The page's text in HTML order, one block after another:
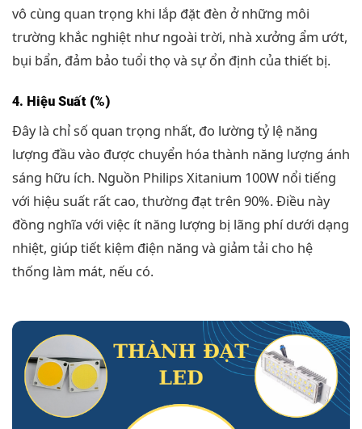
vô cùng quan trọng khi lắp đặt đèn ở những môi
trường khắc nghiệt như ngoài trời, nhà xưởng ẩm ướt,
bụi bẩn, đảm bảo tuổi thọ và sự ổn định của thiết bị.
4. Hiệu Suất (%)
Đây là chỉ số quan trọng nhất, đo lường tỷ lệ năng
lượng đầu vào được chuyển hóa thành năng lượng ánh
sáng hữu ích. Nguồn Philips Xitanium 100W nổi tiếng
với hiệu suất rất cao, thường đạt trên 90%. Điều này
đồng nghĩa với việc ít năng lượng bị lãng phí dưới dạng
nhiệt, giúp tiết kiệm điện năng và giảm tải cho hệ
thống làm mát, nếu có.